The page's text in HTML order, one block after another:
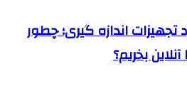
تجهیزات اندازه گیری؛ چطور
بخریم؟